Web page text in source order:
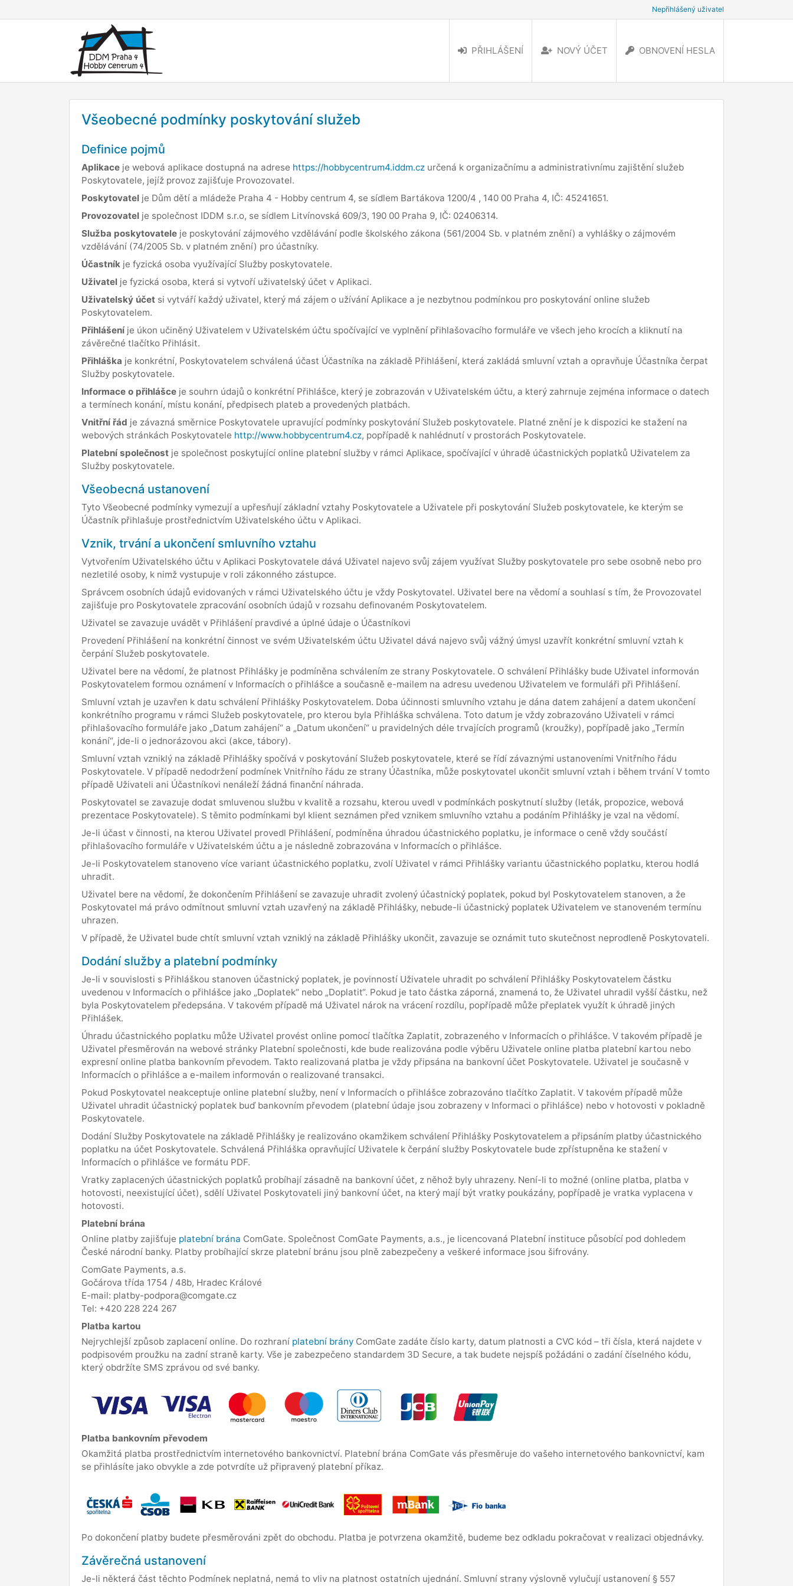
Nepřihlášený uživatel
PŘIHLÁŠENÍ NOVÝ ÚČET OBNOVENÍ HESLA
Všeobecné podmínky poskytování služeb
Definice pojmů
Aplikace je webová aplikace dostupná na adrese https://hobbycentrum4.iddm.cz určená k organizačnímu a administrativnímu zajištění služeb
Poskytovatele, jejíž provoz zajišťuje Provozovatel.
Poskytovatel je Dům dětí a mládeže Praha 4 - Hobby centrum 4, se sídlem Bartákova 1200/4 , 140 00 Praha 4, IČ: 45241651.
Provozovatel je společnost IDDM s.r.o, se sídlem Litvínovská 609/3, 190 00 Praha 9, IČ: 02406314.
Služba poskytovatele je poskytování zájmového vzdělávání podle školského zákona (561/2004 Sb. v platném znění) a vyhlášky o zájmovém
vzdělávání (74/2005 Sb. v platném znění) pro účastníky.
Účastník je fyzická osoba využívající Služby poskytovatele.
Uživatel je fyzická osoba, která si vytvoří uživatelský účet v Aplikaci.
Uživatelský účet si vytváří každý uživatel, který má zájem o užívání Aplikace a je nezbytnou podmínkou pro poskytování online služeb
Poskytovatelem.
Přihlášeníje úkon učiněný Uživatelem v Uživatelském účtu spočívající ve vyplnění přihlašovacího formuláře ve všech jeho krocích a kliknutí na
závěrečné tlačítko Přihlásit.
Přihláška je konkrétní, Poskytovatelem schválená účast Účastníka na základě Přihlášení, která zakládá smluvní vztah a opravňuje Účastníka čerpat
Služby poskytovatele.
Informace o přihlášce je souhrn údajů o konkrétní Přihlášce, který je zobrazován v Uživatelském účtu, a který zahrnuje zejména informace o datech
a termínech konání, místu konání, předpisech plateb a provedených platbách.
Vnitřní řád je závazná směrnice Poskytovatele upravující podmínky poskytování Služeb poskytovatele. Platné znění je k dispozici ke stažení na
webových stránkách Poskytovatele http://www.hobbycentrum4.cz, popřípadě k nahlédnutí v prostorách Poskytovatele.
Platební společnost je společnost poskytující online platební služby v rámci Aplikace, spočívající v úhradě účastnických poplatků Uživatelem za
Služby poskytovatele.
Všeobecná ustanovení
Tyto Všeobecné podmínky vymezují a upřesňují základní vztahy Poskytovatele a Uživatele při poskytování Služeb poskytovatele, ke kterým se
Účastník přihlašuje prostřednictvím Uživatelského účtu v Aplikaci.
Vznik, trvání a ukončení smluvního vztahu
Vytvořením Uživatelského účtu v Aplikaci Poskytovatele dává Uživatel najevo svůj zájem využívat Služby poskytovatele pro sebe osobně nebo pro
nezletilé osoby, k nimž vystupuje v roli zákonného zástupce.
Správcem osobních údajů evidovaných v rámci Uživatelského účtu je vždy Poskytovatel. Uživatel bere na vědomí a souhlasí s tím, že Provozovatel
zajišťuje pro Poskytovatele zpracování osobních údajů v rozsahu definovaném Poskytovatelem.
Uživatel se zavazuje uvádět v Přihlášení pravdivé a úplné údaje o Účastníkovi
Provedení Přihlášení na konkrétní činnost ve svém Uživatelském účtu Uživatel dává najevo svůj vážný úmysl uzavřít konkrétní smluvní vztah k
čerpání Služeb poskytovatele.
Uživatel bere na vědomí, že platnost Přihlášky je podmíněna schválením ze strany Poskytovatele. O schválení Přihlášky bude Uživatel informován
Poskytovatelem formou oznámení v Informacích o přihlášce a současně e-mailem na adresu uvedenou Uživatelem ve formuláři při Přihlášení.
Smluvní vztah je uzavřen k datu schválení Přihlášky Poskytovatelem. Doba účinnosti smluvního vztahu je dána datem zahájení a datem ukončení
konkrétního programu v rámci Služeb poskytovatele, pro kterou byla Přihláška schválena. Toto datum je vždy zobrazováno Uživateli v rámci
přihlašovacího formuláře jako „Datum zahájení“ a „Datum ukončení“ u pravidelných déle trvajících programů (kroužky), popřípadě jako „Termín
konání“, jde-li o jednorázovou akci (akce, tábory).
Smluvní vztah vzniklý na základě Přihlášky spočívá v poskytování Služeb poskytovatele, které se řídí závaznými ustanoveními Vnitřního řádu
Poskytovatele. V případě nedodržení podmínek Vnitřního řádu ze strany Účastníka, může poskytovatel ukončit smluvní vztah i během trvání V tomto
případě Uživateli ani Účastníkovi nenáleží žádná finanční náhrada.
Poskytovatel se zavazuje dodat smluvenou službu v kvalitě a rozsahu, kterou uvedl v podmínkách poskytnutí služby (leták, propozice, webová
prezentace Poskytovatele). S těmito podmínkami byl klient seznámen před vznikem smluvního vztahu a podáním Přihlášky je vzal na vědomí.
Je-li účast v činnosti, na kterou Uživatel provedl Přihlášení, podmíněna úhradou účastnického poplatku, je informace o ceně vždy součástí
přihlašovacího formuláře v Uživatelském účtu a je následně zobrazována v Informacích o přihlášce.
Je-li Poskytovatelem stanoveno více variant účastnického poplatku, zvolí Uživatel v rámci Přihlášky variantu účastnického poplatku, kterou hodlá
uhradit.
Uživatel bere na vědomí, že dokončením Přihlášení se zavazuje uhradit zvolený účastnický poplatek, pokud byl Poskytovatelem stanoven, a že
Poskytovatel má právo odmítnout smluvní vztah uzavřený na základě Přihlášky, nebude-li účastnický poplatek Uživatelem ve stanoveném termínu
uhrazen.
V případě, že Uživatel bude chtít smluvní vztah vzniklý na základě Přihlášky ukončit, zavazuje se oznámit tuto skutečnost neprodleně Poskytovateli.
Dodání služby a platební podmínky
Je-li v souvislosti s Přihláškou stanoven účastnický poplatek, je povinností Uživatele uhradit po schválení Přihlášky Poskytovatelem částku
uvedenou v Informacích o přihlášce jako „Doplatek“ nebo „Doplatit“. Pokud je tato částka záporná, znamená to, že Uživatel uhradil vyšší částku, než
byla Poskytovatelem předepsána. V takovém případě má Uživatel nárok na vrácení rozdílu, popřípadě může přeplatek využít k úhradě jiných
Přihlášek.
Úhradu účastnického poplatku může Uživatel provést online pomocí tlačítka Zaplatit, zobrazeného v Informacích o přihlášce. V takovém případě je
Uživatel přesměrován na webové stránky Platební společnosti, kde bude realizována podle výběru Uživatele online platba platební kartou nebo
expresní online platba bankovním převodem. Takto realizovaná platba je vždy připsána na bankovní účet Poskytovatele. Uživatel je současně v
Informacích o přihlášce a e-mailem informován o realizované transakci.
Pokud Poskytovatel neakceptuje online platební služby, není v Informacích o přihlášce zobrazováno tlačítko Zaplatit. V takovém případě může
Uživatel uhradit účastnický poplatek buď bankovním převodem (platební údaje jsou zobrazeny v Informaci o přihlášce) nebo v hotovosti v pokladně
Poskytovatele.
Dodání Služby Poskytovatele na základě Přihlášky je realizováno okamžikem schválení Přihlášky Poskytovatelem a připsáním platby účastnického
poplatku na účet Poskytovatele. Schválená Přihláška opravňující Uživatele k čerpání služby Poskytovatele bude zpřístupněna ke stažení v
Informacích o přihlášce ve formátu PDF.
Vratky zaplacených účastnických poplatků probíhají zásadně na bankovní účet, z něhož byly uhrazeny. Není-li to možné (online platba, platba v
hotovosti, neexistující účet), sdělí Uživatel Poskytovateli jiný bankovní účet, na který mají být vratky poukázány, popřípadě je vratka vyplacena v
hotovosti.
Platební brána
Online platby zajišťuje platební brána ComGate. Společnost ComGate Payments, a.s., je licencovaná Platební instituce působící pod dohledem
České národní banky. Platby probíhající skrze platební bránu jsou plně zabezpečeny a veškeré informace jsou šifrovány.
ComGate Payments, a.s.
Gočárova třída 1754 / 48b, Hradec Králové
E-mail: platby-podpora@comgate.cz
Tel: +420 228 224 267
Platba kartou
Nejrychlejší způsob zaplacení online. Do rozhraní platební brány ComGate zadáte číslo karty, datum platnosti a CVC kód – tři čísla, která najdete v
podpisovém proužku na zadní straně karty. Vše je zabezpečeno standardem 3D Secure, a tak budete nejspíš požádáni o zadání číselného kódu,
který obdržíte SMS zprávou od své banky.
Platba bankovním převodem
Okamžitá platba prostřednictvím internetového bankovnictví. Platební brána ComGate vás přesměruje do vašeho internetového bankovnictví, kam
se přihlásíte jako obvykle a zde potvrdíte už připravený platební příkaz.
Po dokončení platby budete přesměrováni zpět do obchodu. Platba je potvrzena okamžitě, budeme bez odkladu pokračovat v realizaci objednávky.
Závěrečná ustanovení
Je-li některá část těchto Podmínek neplatná, nemá to vliv na platnost ostatních ujednání. Smluvní strany výslovně vylučují ustanovení § 557